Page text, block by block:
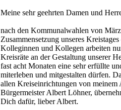
Meine sehr geehrten Damen und
nach den Kommunalwahlen von
Zusammensetzung unseres
Kolleginnen und Kollegen arbeiten
Kreisräte an der Gestaltung unserer
fast acht Monaten eine sehr erfüllte
miterleben und mitgestalten dürfen.
allen Kreiseinrichtungen von
Bürgermeister Albert Löhner,
Dich dafür, lieber Albert.